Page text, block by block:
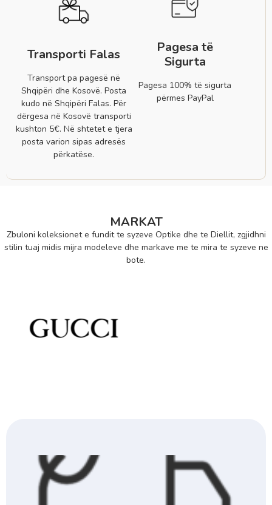
Transporti Falas
Transport pa pagesë në
Shqipëri dhe Kosovë. Posta
kudo në Shqipëri Falas. Për
dërgesa në Kosovë transporti
kushton 5€. Në shtetet e tjera
posta varion sipas adresës
përkatëse.
Pagesa të
Sigurta
Pagesa 100% të sigurta
përmes PayPal
MARKAT
Zbuloni koleksionet e fundit te syzeve Optike dhe te Diellit, zgjidhni
stilin tuaj midis mijra modeleve dhe markave me te mira te syzeve ne
bote.